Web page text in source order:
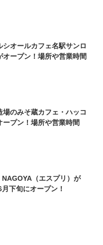
シオールカフェ名駅サンロ
オープン！場所や営業時間
場のみそ蔵カフェ・ハッコ
ープン！場所や営業時間
NAGOYA（エスプリ）が
下旬にオープン！